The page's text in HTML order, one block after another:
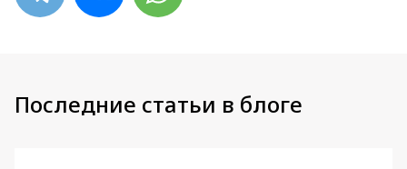
Последние статьи в блоге